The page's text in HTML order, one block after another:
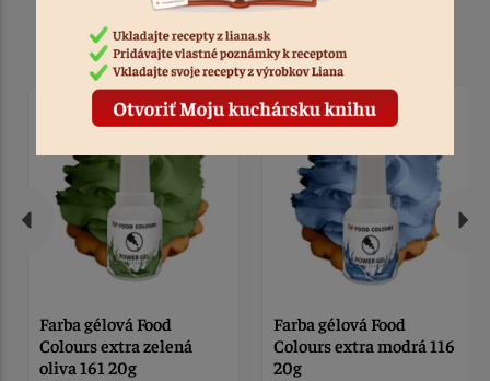
Podobné produkty
Farba gélová Food
Colours extra zelená
oliva 161 20g
Farba gélová Food
Colours extra modrá 116
20g